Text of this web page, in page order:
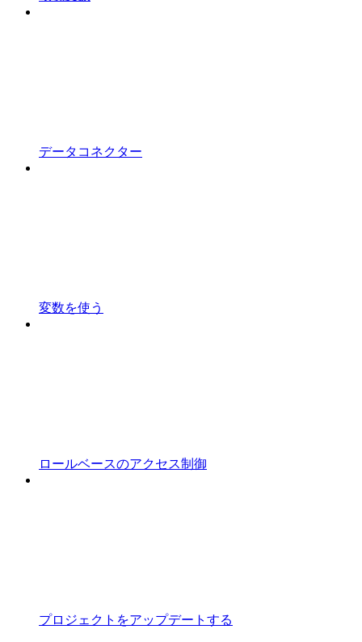
データコネクター
変数を使う
ロールベースのアクセス制御
プロジェクトをアップデートする